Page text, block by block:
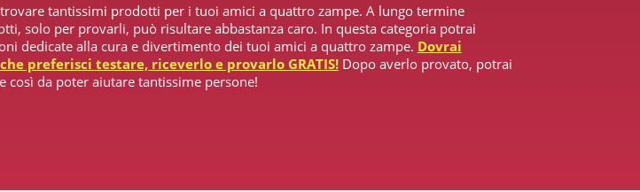
tantissimi prodotti per i tuoi amici a quattro zampe. A lungo termine
solo per provarli, può risultare abbastanza caro. In questa categoria potrai
dedicate alla cura e divertimento dei tuoi amici a quattro zampe. Dovrai
preferisci testare, riceverlo e provarlo GRATIS!Dopo averlo provato, potrai
così da poter aiutare tantissime persone!